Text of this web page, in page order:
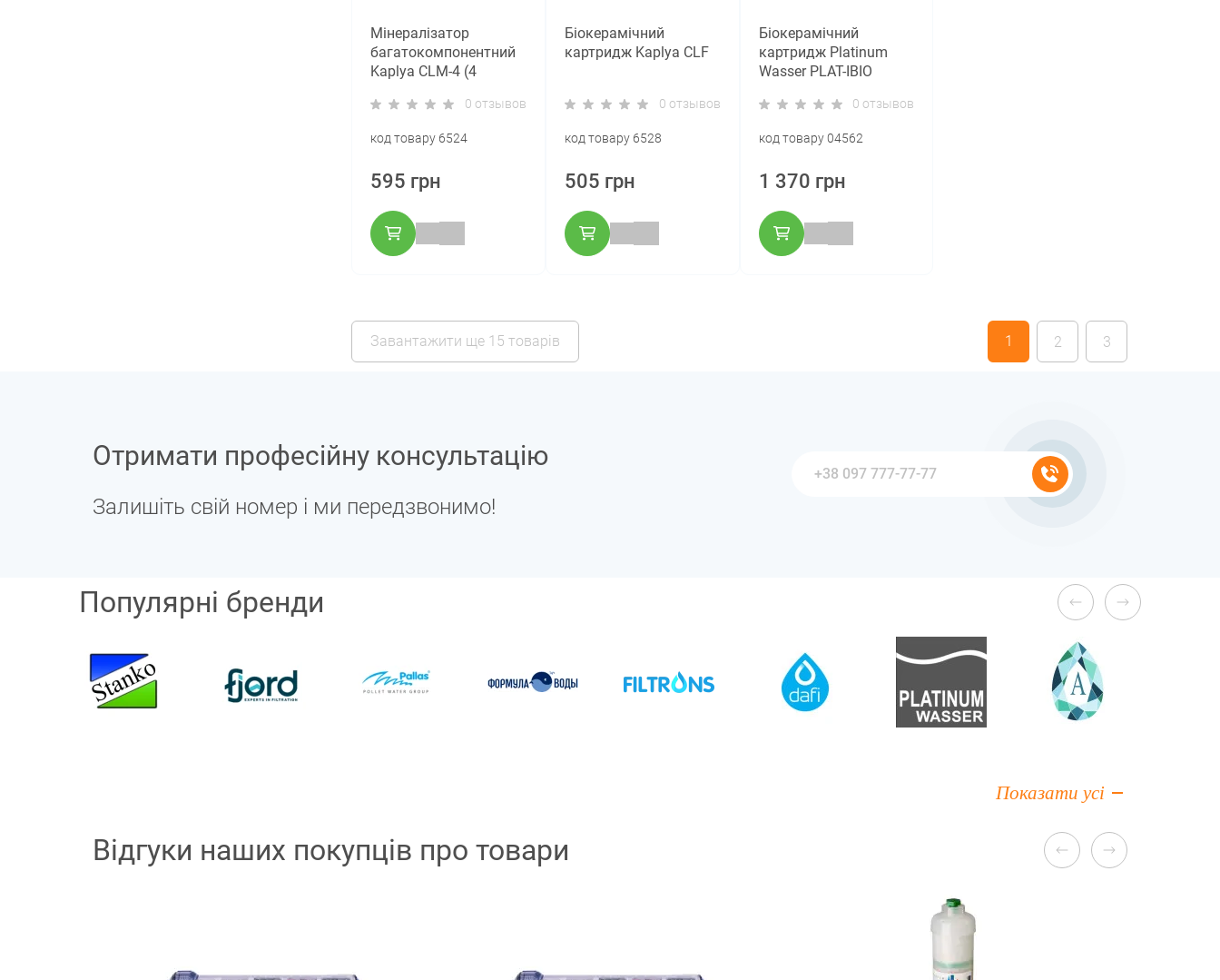
Мінералізатор
багатокомпонентний
Kaplya CLM-4 (4
0 отзывов
код товару 6524
595 грн
Біокерамічний
картридж Kaplya CLF
0 отзывов
код товару 6528
505 грн
Біокерамічний
картридж Platinum
Wasser PLAT-IВIO
0 отзывов
код товару 04562
1 370 грн
Завантажити ще 15 товарів 1 2 3
Отримати професійну консультацію
Залишіть свій номер і ми передзвонимо!
Популярні бренди
Показати усі
Відгуки наших покупців про товари